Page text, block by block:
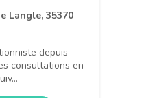
Langle, 35370
depuis
consultations en